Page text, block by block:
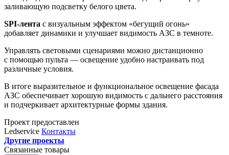
заливающую подсветку белого цвета.
SPI-лента с визуальным эффектом «бегущий огонь»
добавляет динамики и улучшает видимость АЗС в темноте.
Управлять световыми сценариями можно дистанционно
с помощью пульта — освещение удобно настраивать под
различные условия.
В итоге выразительное и функциональное освещение фасада
АЗС обеспечивает хорошую видимость с дальнего расстояния
и подчеркивает архитектурные формы здания.
Проект предоставлен
Ledservice Контакты
Другие проекты
Связанные товары